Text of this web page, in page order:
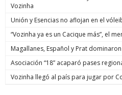
Vozinha
Unión y Esencias no aflojan en el
“Vozinha ya es un Cacique más”, el
Magallanes, Español y Prat
Asociación “18” acaparó pases
Vozinha llegó al país para jugar por